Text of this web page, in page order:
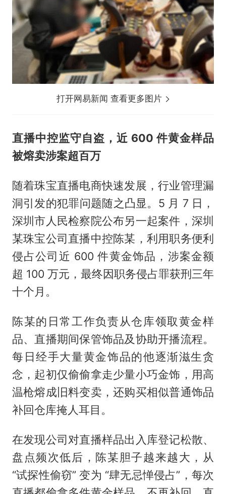
打开网易新闻 查看更多图片
直播中控监守自盗，近 600 件黄金样品
被熔卖涉案超百万
随着珠宝直播电商快速发展，行业管理漏
洞引发的犯罪问题随之凸显。5 月 7 日，
深圳市人民检察院公布另一起案件，深圳
某珠宝公司直播中控陈某，利用职务便利
侵占公司近 600 件黄金饰品，涉案金额
超 100 万元，最终因职务侵占罪获刑三年
十个月。
陈某的日常工作负责从仓库领取黄金样
品、直播期间保管饰品及协助开播流程。
每日经手大量黄金饰品的他逐渐滋生贪
念，起初仅偷偷拿走少量小巧金饰，用高
温枪熔成旧料变卖，还购买相似普通饰品
补回仓库掩人耳目。
在发现公司对直播样品出入库登记松散、
盘点频次低后，陈某胆子越来越大，从
“试探性偷窃” 变为 “肆无忌惮侵占”，每次